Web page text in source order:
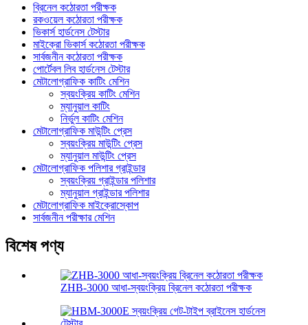
ব্রিনেল কঠোরতা পরীক্ষক
রকওয়েল কঠোরতা পরীক্ষক
ভিকার্স হার্ডনেস টেস্টার
মাইক্রো ভিকার্স কঠোরতা পরীক্ষক
সার্বজনীন কঠোরতা পরীক্ষক
পোর্টেবল লিব হার্ডনেস টেস্টার
মেটালোগ্রাফিক কাটিং মেশিন
স্বয়ংক্রিয় কাটিং মেশিন
ম্যানুয়াল কাটিং
নির্ভুল কাটিং মেশিন
মেটালোগ্রাফিক মাউন্টিং প্রেস
স্বয়ংক্রিয় মাউন্টিং প্রেস
ম্যানুয়াল মাউন্টিং প্রেস
মেটালোগ্রাফিক পলিশার গ্রাইন্ডার
স্বয়ংক্রিয় গ্রাইন্ডার পলিশার
ম্যানুয়াল গ্রাইন্ডার পলিশার
মেটালোগ্রাফিক মাইক্রোস্কোপ
সার্বজনীন পরীক্ষার মেশিন
বিশেষ পণ্য
ZHB-3000 আধা-স্বয়ংক্রিয় ব্রিনেল কঠোরতা পরীক্ষক